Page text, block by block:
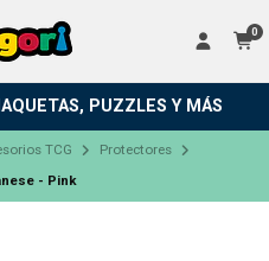
0
PUZZLES Y MÁS
TCG
Protectores
- Pink